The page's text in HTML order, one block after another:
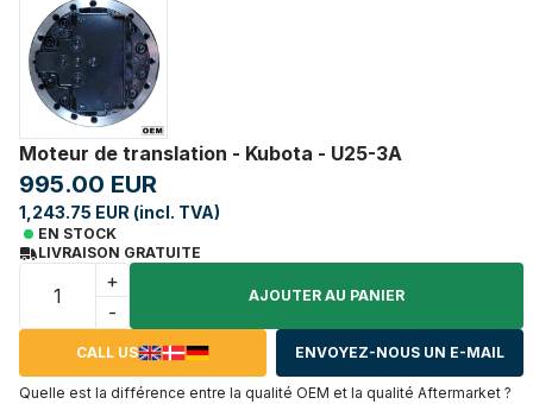
Moteur de translation - Kubota - U25-3A
995.00 EUR
1,243.75 EUR (incl. TVA)
EN STOCK
LIVRAISON GRATUITE
+
-
AJOUTER AU PANIER
CALL US ENVOYEZ-NOUS UN E-MAIL
Quelle est la différence entre la qualité OEM et la qualité Aftermarket ?